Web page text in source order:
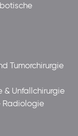
Tumorchirurgie
& Unfallchirurgie
Radiologie